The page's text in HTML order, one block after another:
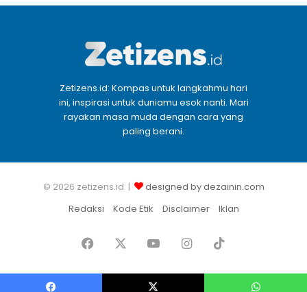
Zetizens.id: Kompas untuk langkahmu hari
ini, inspirasi untuk duniamu esok nanti. Mari
rayakan masa muda dengan cara yang
paling berani.
© 2026 zetizens.id |
designed by dezainin.com
Redaksi
Kode Etik Disclaimer Iklan
Facebook YouTubeInstagram